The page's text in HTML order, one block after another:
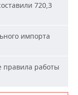
720,3
импорта
правила работы